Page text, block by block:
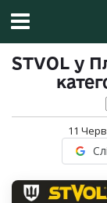
STVOL у
11